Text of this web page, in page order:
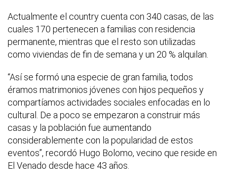
Actualmente el country cuenta con 340 casas, de las
cuales 170 pertenecen a familias con residencia
permanente, mientras que el resto son utilizadas
como viviendas de fin de semana y un 20 % alquilan.
“Así se formó una especie de gran familia, todos
éramos matrimonios jóvenes con hijos pequeños y
compartíamos actividades sociales enfocadas en lo
cultural. De a poco se empezaron a construir más
casas y la población fue aumentando
considerablemente con la popularidad de estos
eventos”, recordó Hugo Bolomo, vecino que reside en
El Venado desde hace 43 años.